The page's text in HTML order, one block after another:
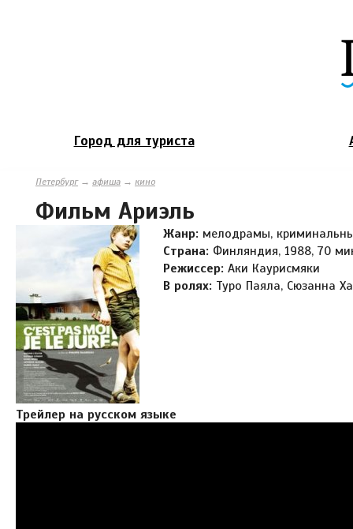
Город для туриста
Петербург→ афиша → кино
Фильм Ариэль
Жанр: мелодрамы,
Страна: Финляндия, 1988, 70
Режиссер: Аки Каурисмяки
В ролях: Туро Паяла, Сюзанна
Трейлер на русском языке